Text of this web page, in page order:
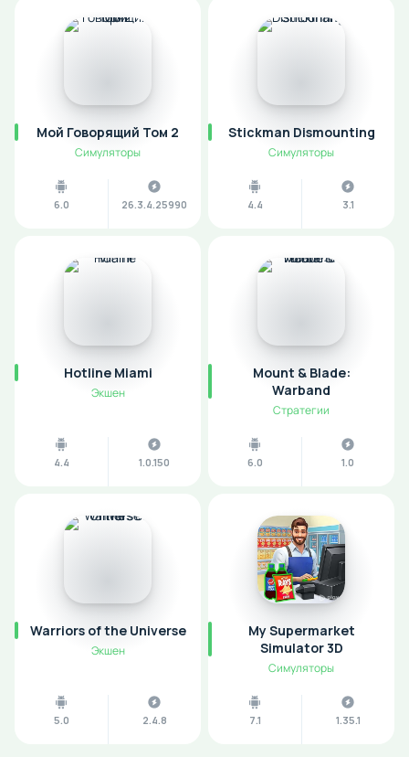
Мой Говорящий Том 2
Симуляторы
6.0 26.3.4.25990
Stickman Dismounting
Симуляторы
4.4 3.1
Hotline Miami
Экшен
4.4 1.0.150
Mount & Blade:
Warband
Стратегии
6.0 1.0
Warriors of the Universe
Экшен
5.0 2.4.8
My Supermarket
Simulator 3D
Симуляторы
7.1 1.35.1